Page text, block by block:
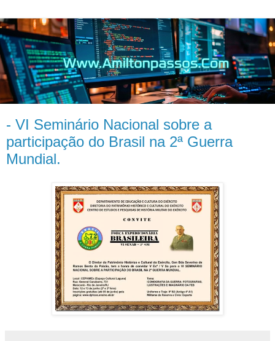
- VI Seminário Nacional sobre a
participação do Brasil na 2ª Guerra
Mundial.